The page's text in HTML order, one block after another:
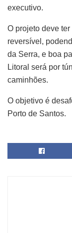
executivo.
O projeto deve
reversível,
da Serra, e boa
Litoral será por
caminhões.
O objetivo é
Porto de Santos.